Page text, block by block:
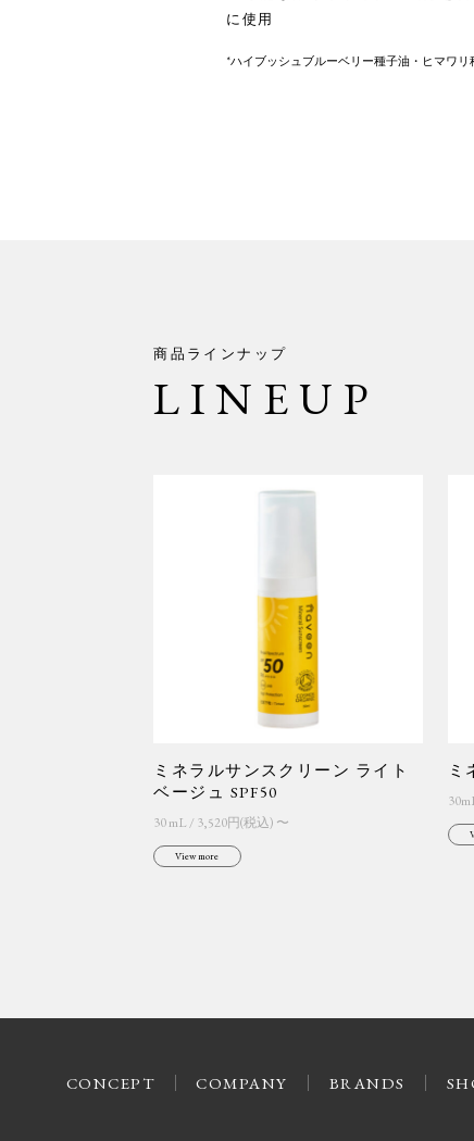
に使用
*ハイブッシュブルーベリー種子油・ヒマワ
商品ラインナップ
LINEUP
ミネラルサンスクリーン ライト
ベージュ SPF50
30 mL / 3,520円(税込) 〜
View more
ミ
CONCEPT COMPANY BRANDS